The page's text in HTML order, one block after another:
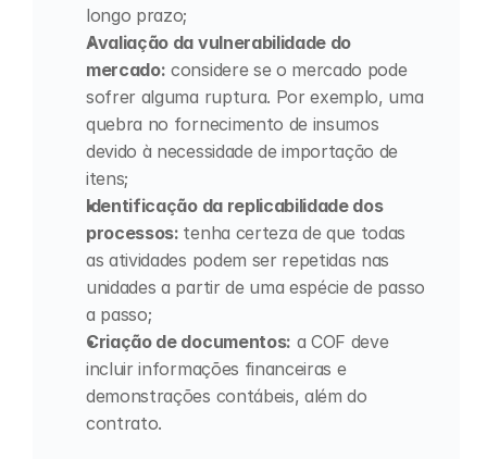
longo prazo;
Avaliação da vulnerabilidade do
mercado: considere se o mercado pode
sofrer alguma ruptura. Por exemplo, uma
quebra no fornecimento de insumos
devido à necessidade de importação de
itens;
Identificação da replicabilidade dos
processos: tenha certeza de que todas
as atividades podem ser repetidas nas
unidades a partir de uma espécie de passo
a passo;
Criação de documentos: a COF deve
incluir informações financeiras e
demonstrações contábeis, além do
contrato.